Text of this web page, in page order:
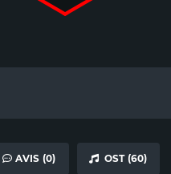
AVIS (0) OST (60)